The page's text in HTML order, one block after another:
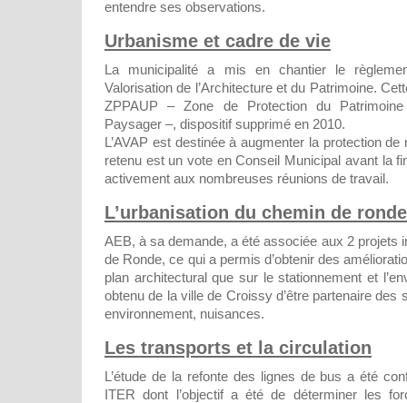
entendre ses observations.
Urbanisme et cadre de vie
La municipalité a mis en chantier le
Valorisation de l’Architecture et du Patrimoine.
ZPPAUP – Zone de Protection du
Paysager –, dispositif supprimé en 2010.
L’AVAP est destinée à augmenter la protection de
retenu est un vote en Conseil Municipal avant la
activement aux nombreuses réunions de travail.
L’urbanisation du chemin de
AEB, à sa demande, a été associée aux 2 projets
de Ronde, ce qui a permis d’obtenir des
plan architectural que sur le stationnement et
obtenu de la ville de Croissy d’être partenaire des
environnement, nuisances.
Les transports et la circulation
L’étude de la refonte des lignes de bus a été
ITER dont l’objectif a été de déterminer les